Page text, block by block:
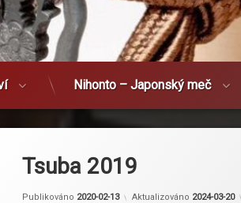
Nihonto – Japonský meč
Tsuba 2019
Publikováno 2020-02-13 Aktualizováno 2024-03-20